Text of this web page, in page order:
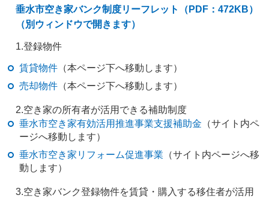
垂水市空き家バンク制度リーフレット（PDF：472KB）
（別ウィンドウで開きます）
1.登録物件
賃貸物件 （本ページ下へ移動します）
売却物件 （本ページ下へ移動します）
2.空き家の所有者が活用できる補助制度
垂水市空き家有効活用推進事業支援補助金 （サイト内ペ
ージへ移動します）
垂水市空き家リフォーム促進事業 （サイト内ページへ移
動します）
3.空き家バンク登録物件を賃貸・購入する移住者が活用